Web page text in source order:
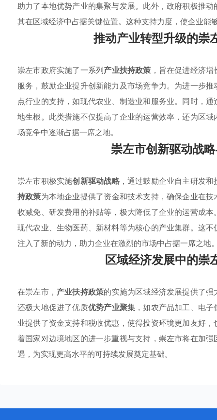
助力了本地优势产业的集聚与发展。此外，政府积极推动
其在区域经济中占据关键位置。这种支持力度，使企业能
推动产业转型升级的崇
崇左市政府实施了一系列产业扶持政策 ，旨在促进经济
服务，鼓励企业提升创新能力及市场竞争力。为进一步
点行业的支持，如现代农业、制造业和服务业。同时，通
地生根。此类措施不仅提高了企业的运营效率，还为区域
场竞争中逐渐占据一席之地。
崇左市创新驱动战
崇左市积极实施创新驱动战略，通过鼓励企业自主研发
持政策为本地企业提供了资金和技术支持，确保企业在
收减免、研发费用的补贴等，极大降低了企业的运营成本
现代农业、生物医药、新材料等为核心的产业集群。这
注入了新的动力，助力企业在激烈的市场中占据一席之地
区域经济发展中的崇
在崇左市， 产业扶持政策的实施为区域经济发展提供了
还极大地促进了优质优势产业聚集 ，如农产品加工、电
业提供了资金支持和税收优惠，使得投资环境更加友好
着国家对边境地区的进一步重视与支持，崇左市将在加
遇，为实现更高水平的可持续发展奠定基础。